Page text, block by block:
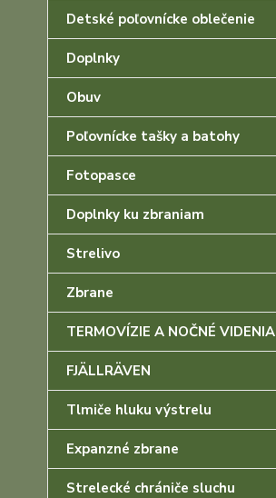
Detské poľovnícke oblečenie
Doplnky
Obuv
Poľovnícke tašky a batohy
Fotopasce
Doplnky ku zbraniam
Strelivo
Zbrane
TERMOVÍZIE A NOČNÉ VIDENIA
FJÄLLRÄVEN
Tlmiče hluku výstrelu
Expanzné zbrane
Strelecké chrániče sluchu